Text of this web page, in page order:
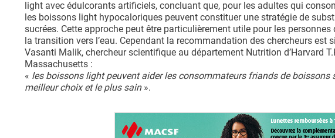
light avec édulcorants artificiels, concluant que, pour les adultes qui
les boissons light hypocaloriques peuvent constituer une stratégie de
sucrées. Cette approche peut être particulièrement utile pour les
la transition vers l’eau. Cependant la recommandation des chercheurs est
Vasanti Malik, chercheur scientifique au département Nutrition d’Harvard
Massachusetts :
« les boissons light peuvent aider les consommateurs friands de
meilleur choix et le plus sain».